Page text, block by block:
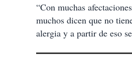
“Con muchas
muchos dicen que no
alergia y a partir de eso